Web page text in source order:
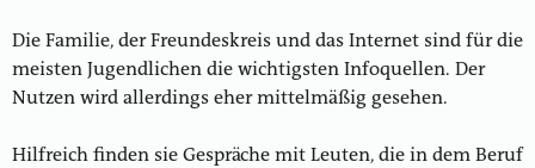
Die Familie, der Freundeskreis und das Internet sind für die
meisten Jugendlichen die wichtigsten Infoquellen. Der
Nutzen wird allerdings eher mittelmäßig gesehen.
Hilfreich finden sie Gespräche mit Leuten, die in dem Beruf